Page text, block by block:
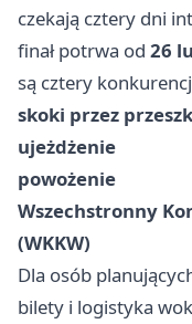
czekają cztery dni
finał potrwa od 26
są cztery
skoki przez
ujeżdżenie
powożenie
Wszechstronny
(WKKW)
Dla osób
bilety i logistyka